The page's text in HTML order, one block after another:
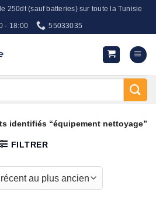
250dt (sauf batteries) sur toute la Tunisie
- 18:00 55033035
identifiés “équipement nettoyage”
FILTRER